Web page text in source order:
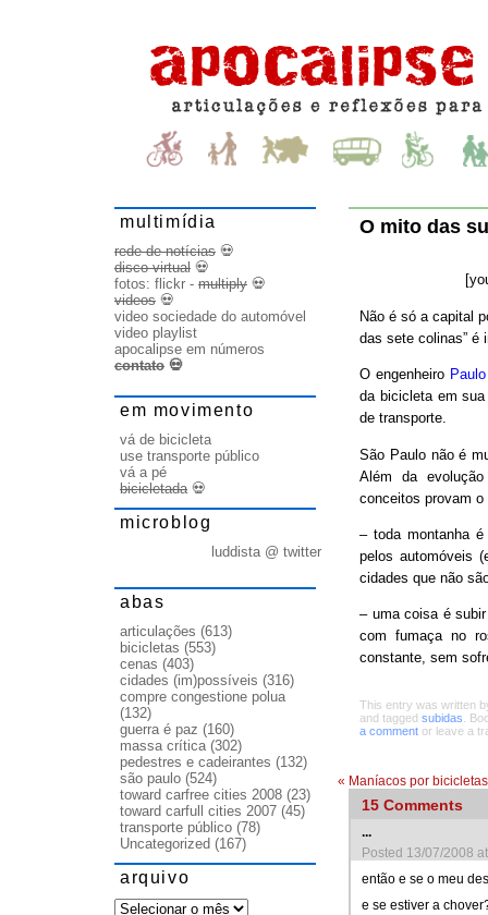
O mito das
Não é só a capital
das sete colinas” é
O engenheiro
da bicicleta em
de transporte.
São Paulo não é
Além da
conceitos provam o
– toda montanha é
pelos automóveis
cidades que não
– uma coisa é
com fumaça no
constante, sem
This entry was written
and tagged subidas .
a comment or leave a
« Maníacos por bicicletas
15 Comments
...
Posted 13/07/2008
então e se o meu
e se estiver a
multimídia
rede de notícias 💀
disco virtual 💀
fotos: flickr - multiply 💀
videos 💀
video sociedade do automóvel
video playlist
apocalipse em números
contato 💀
em movimento
vá de bicicleta
use transporte público
vá a pé
bicicletada💀
microblog
luddista @ twitter
abas
articulações (613)
bicicletas (553)
cenas (403)
cidades (im)possíveis (316)
compre congestione polua
(132)
guerra é paz (160)
massa crítica(302)
pedestres e cadeirantes (132)
são paulo (524)
toward carfree cities 2008 (23)
toward carfull cities 2007 (45)
transporte público (78)
Uncategorized (167)
arquivo
arquivo